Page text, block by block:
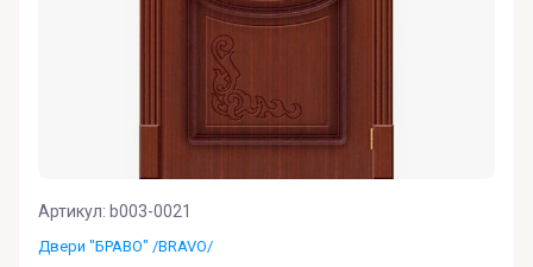
Артикул: b003-0021
Двери "БРАВО" /BRAVO/